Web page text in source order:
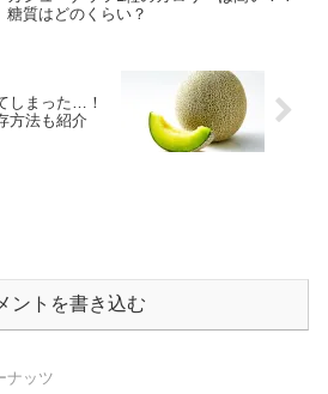
糖質はどのくらい？
しまった…！
方法も紹介
ントを書き込む
ナッツ